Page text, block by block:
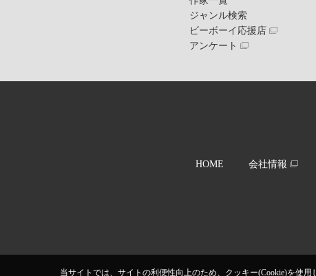
当サイトでは、サイトの利便性向上のため、クッキー(Cookie)を使
ジャンル検索
ビーボーイ応援店
アンケート
HOME 会社情報